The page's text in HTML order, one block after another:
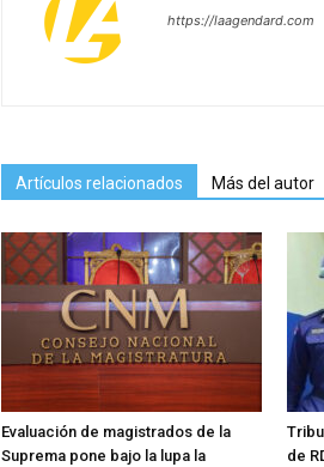
https://laagendard.com
Artículos relacionados Más del autor
Evaluación de magistrados de la
Suprema pone bajo la lupa la
de